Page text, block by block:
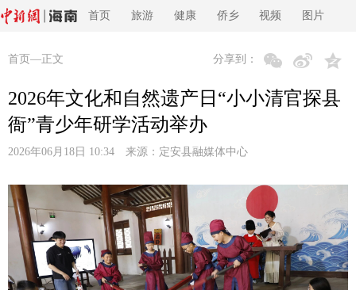
首页 旅游 健康 侨乡 视频 图片
首页 —正文 分享到：
2026年文化和自然遗产日“小小清官探县
衙”青少年研学活动举办
2026年06月18日 10:34 来源： 定安县融媒体中心